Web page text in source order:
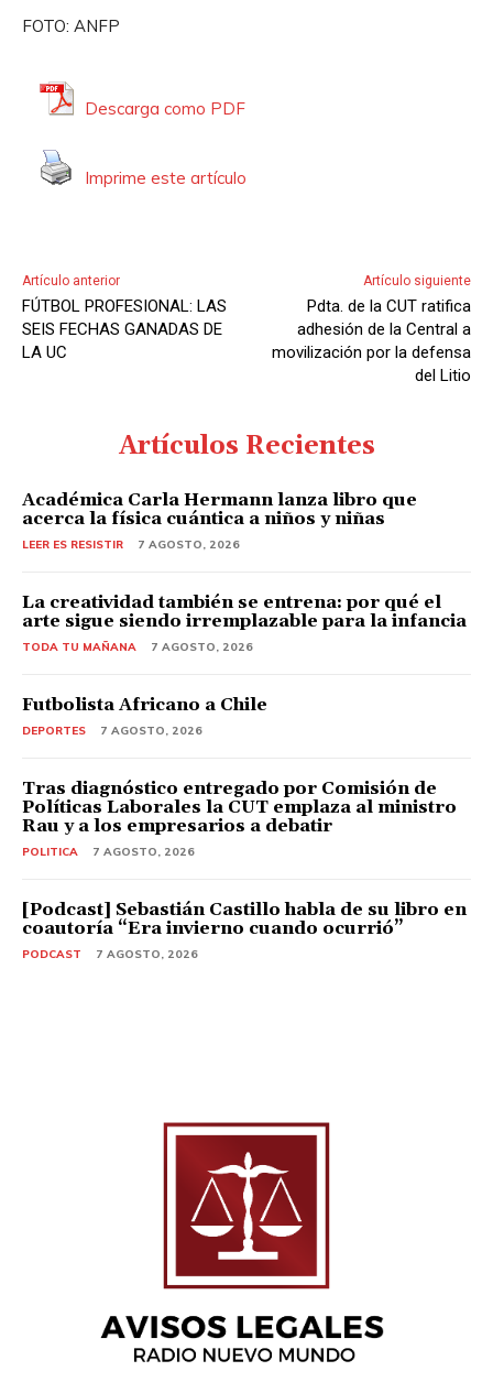
FOTO: ANFP
Descarga como PDF
Imprime este artículo
Artículo anterior
FÚTBOL PROFESIONAL: LAS
SEIS FECHAS GANADAS DE
LA UC
Artículo siguiente
Pdta. de la CUT ratifica
adhesión de la Central a
movilización por la defensa
del Litio
Artículos Recientes
Académica Carla Hermann lanza libro que
acerca la física cuántica a niños y niñas
LEER ES RESISTIR 7 AGOSTO, 2026
La creatividad también se entrena: por qué el
arte sigue siendo irremplazable para la infancia
TODA TU MAÑANA 7 AGOSTO, 2026
Futbolista Africano a Chile
DEPORTES 7 AGOSTO, 2026
Tras diagnóstico entregado por Comisión de
Políticas Laborales la CUT emplaza al ministro
Rau y a los empresarios a debatir
POLITICA 7 AGOSTO, 2026
[Podcast] Sebastián Castillo habla de su libro en
coautoría “Era invierno cuando ocurrió”
PODCAST 7 AGOSTO, 2026